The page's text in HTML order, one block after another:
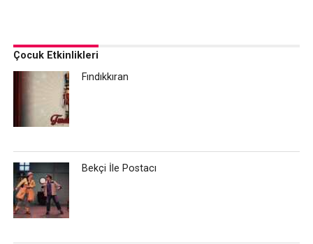
Çocuk Etkinlikleri
Fındıkkıran
Bekçi İle Postacı